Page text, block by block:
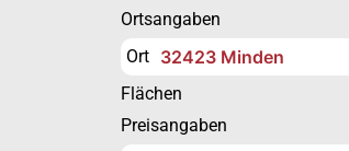
Ortsangaben
Ort
32423 Minden
Flächen
Preisangaben